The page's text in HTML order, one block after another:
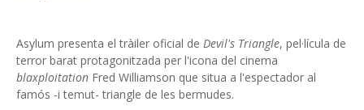
Asylum presenta el tràiler oficial de Devil's Triangle, pel·lícula de
terror barat protagonitzada per l'icona del cinema
blaxploitation Fred Williamson que situa a l'espectador al
famós -i temut- triangle de les bermudes.